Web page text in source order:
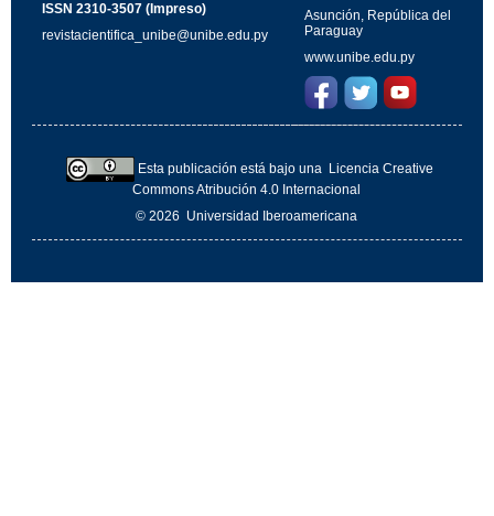
ISSN 2310-3507 (Impreso)
revistacientifica_unibe@unibe.edu.py
Asunción, República del
Paraguay
www.unibe.edu.py
Esta publicación está bajo una Licencia Creative
Commons Atribución 4.0 Internacional
© 2026 Universidad Iberoamericana